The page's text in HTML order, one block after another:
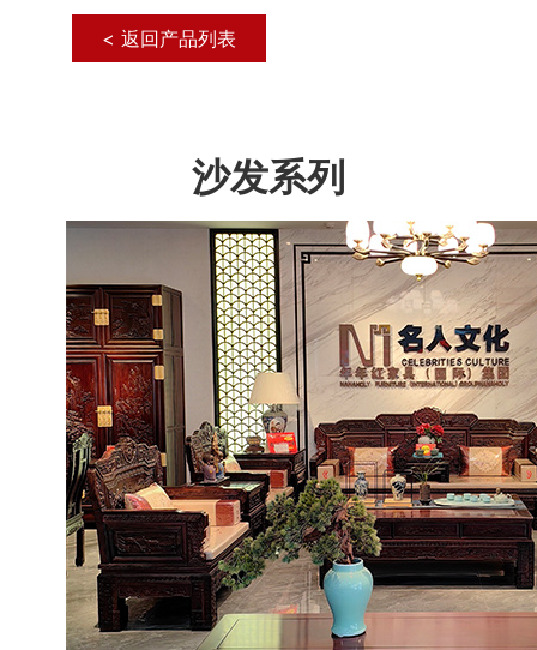
< 返回产品列表
沙发系列